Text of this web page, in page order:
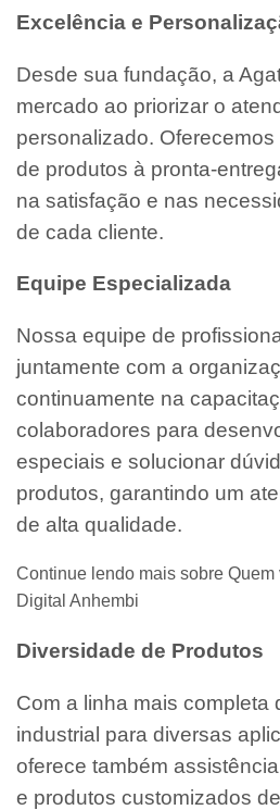
Excelência e
Desde sua fundação, a
mercado ao priorizar o
personalizado.
de produtos à pronta-
na satisfação e nas
de cada cliente.
Equipe Especializada
Nossa equipe de
juntamente com a
continuamente na
colaboradores para
especiais e solucionar
produtos, garantindo um
de alta qualidade.
Continue lendo mais sobre Quem
Digital Anhembi
Diversidade de Produtos
Com a linha mais completa
industrial para diversas
oferece também
e produtos customizados